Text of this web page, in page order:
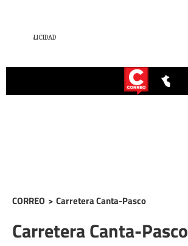
CORREO > Carretera Canta-Pasco
Carretera Canta-Pasco